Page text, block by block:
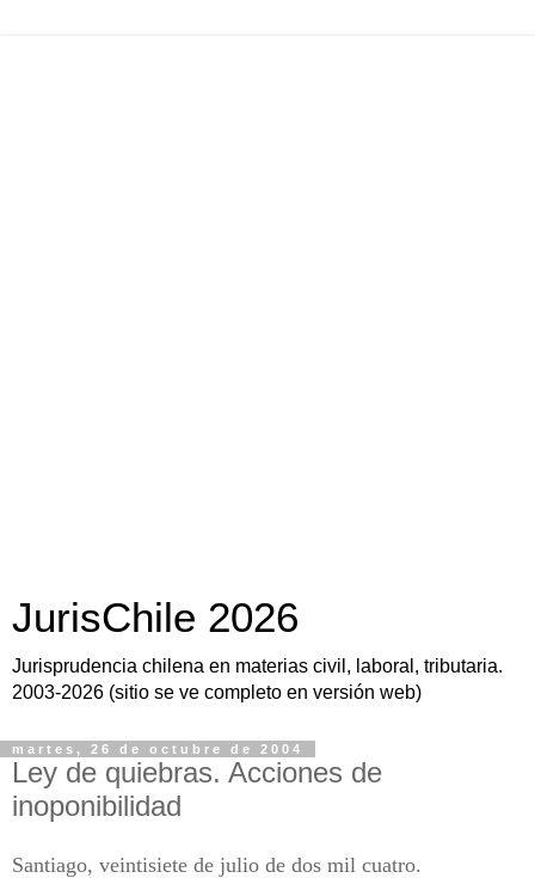
JurisChile 2026
Jurisprudencia chilena en materias civil, laboral, tributaria.
2003-2026 (sitio se ve completo en versión web)
martes, 26 de octubre de 2004
Ley de quiebras. Acciones de
inoponibilidad
Santiago, veintisiete de julio de dos mil cuatro.